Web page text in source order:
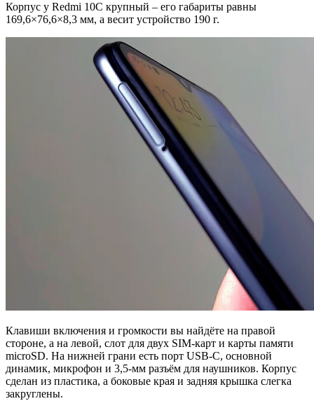
Корпус у Redmi 10C крупный – его габариты равны
169,6×76,6×8,3 мм, а весит устройство 190 г.
Клавиши включения и громкости вы найдёте на правой
стороне, а на левой, слот для двух SIM-карт и карты памяти
microSD. На нижней грани есть порт USB-C, основной
динамик, микрофон и 3,5-мм разъём для наушников. Корпус
сделан из пластика, а боковые края и задняя крышка слегка
закруглены.